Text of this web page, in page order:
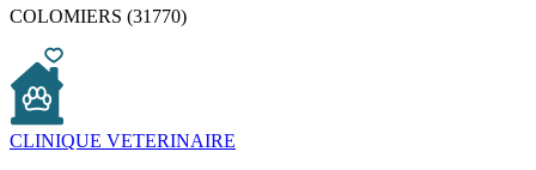
COLOMIERS (31770)
CLINIQUE VETERINAIRE